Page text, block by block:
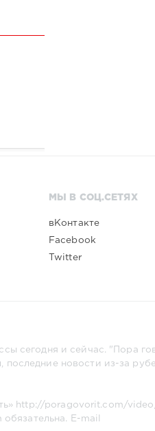
МЫ В СОЦ.СЕТЯХ
вКонтакте
Facebook
Twitter
сегодня и сейчас. "Пора
новости из-за
http://poragovorit.com/
обязательна. E-mail